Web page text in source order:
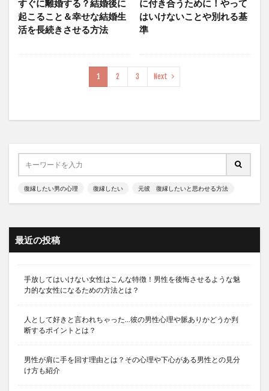
すぐに離婚する？結婚後に
起こること＆幸せな結婚生
活を長続きさせる方法
に付き合うために！やって
はいけないことや別れる基
準
1 2 3 Next
復縁したい男の心理 復縁したい 元彼 復縁したいと思わせる方法
最近の投稿
手放してはいけない女性はこんな特徴！男性を後悔させるような魅
力的な女性になるための方法とは？
人として好きと言われちゃった…彼の男性心理や脈ありかどうか判
断するポイントとは？
男性が肩に手を回す理由とは？その心理や下心がある男性との見分
け方も紹介